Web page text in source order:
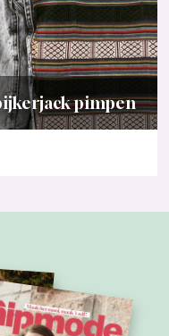
pimpen